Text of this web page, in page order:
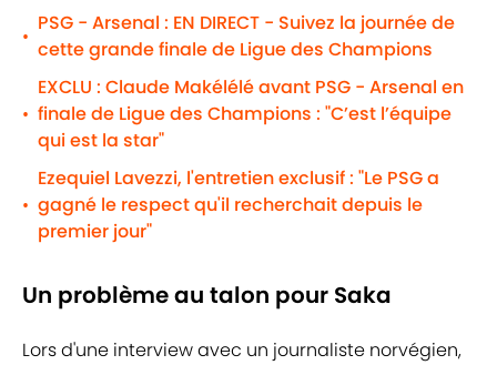
•
PSG - Arsenal : EN DIRECT - Suivez la journée de
cette grande finale de Ligue des Champions
•
EXCLU : Claude Makélélé avant PSG - Arsenal en
finale de Ligue des Champions : "C’est l’équipe
qui est la star"
•
Ezequiel Lavezzi, l'entretien exclusif : "Le PSG a
gagné le respect qu'il recherchait depuis le
premier jour"
Un problème au talon pour Saka
Lors d'une interview avec un journaliste norvégien,